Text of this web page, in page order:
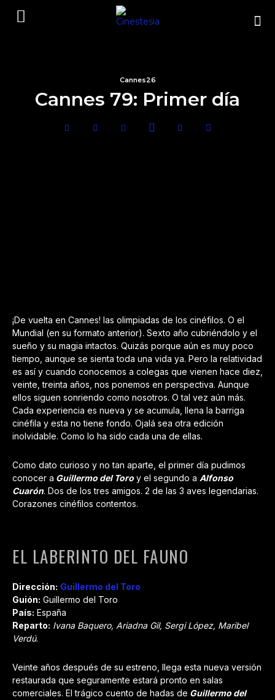
Cannes26
Cannes 79: Primer día
¡De vuelta en Cannes! las olimpiadas de los cinéfilos. O el
Mundial (en su formato anterior). Sexto año cubriéndolo y el
sueño y su magia intactos. Quizás porque aún es muy poco
tiempo, aunque se sienta toda una vida ya. Pero la relatividad
es así y cuando conocemos a colegas que vienen hace diez,
veinte, treinta años, nos ponemos en perspectiva. Aunque
ellos siguen sonriendo como nosotros. O tal vez aún más.
Cada experiencia es nueva y se acumula, llena la barriga
cinéfila y esta no tiene fondo. Ojalá sea otra edición
inolvidable. Como lo ha sido cada una de ellas.
Como dato curioso y no tan aparte, el primer día pudimos
conocer a Guillermo del Toro y el segundo a Alfonso
Cuarón. Dos de los tres amigos. 2 de las 3 aves legendarias.
Corazones cinéfilos contentos.
EL LABERINTO DEL FAUNO
Dirección: Guillermo del Toro
Guión: Guillermo del Toro
País: España
Reparto: Ivana Baquero, Ariadna Gil, Sergi López, Maribel
Verdú.
Veinte años después de su estreno, llega esta nueva versión
restaurada que seguramente estará pronto en salas
comerciales. El trágico cuento de hadas de Guillermo del